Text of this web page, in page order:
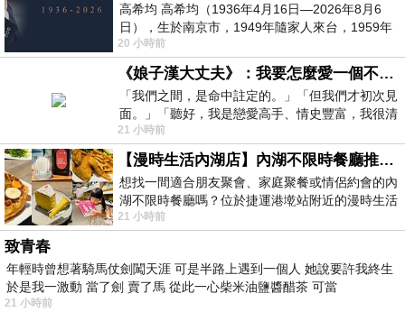
高希均 高希均（1936年4月16日—2026年8月6
日），生於南京市，1949年隨家人來台，1959年
赴美深造並取得經濟發展博士學位。曾任
20 小時前
《娘子漢大丈夫》：我要怎麼愛一個不存在的人？
「我們之間，是命中註定的。」「但我們才初次見
面。」「聽好，我是戀愛高手、情史豐富，我很清
楚這種感覺，你我之間的那種感覺，現
21 小時前
【漫時生活內湖店】內湖不限時餐廳推薦｜捷運港墘站美食，聚餐、約會、家庭聚會首選，正餐甜點一次滿足
想找一間適合朋友聚會、家庭聚餐或情侶約會的內
湖不限時餐廳嗎？位於捷運港墘站附近的漫時生活
內湖店，從捷運站步行約4分鐘即可抵
21 小時前
致青春
年輕時曾想著騎馬仗劍闖天涯 可是半路上遇到一個人 她說要許我終生
於是我一激動 當了劍 賣了馬 從此一心柴米油鹽醬醋茶 可當
21 小時前